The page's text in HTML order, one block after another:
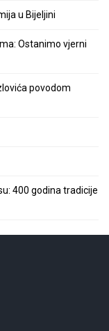
u Bijeljini
Ostanimo vjerni
povodom
400 godina tradicije